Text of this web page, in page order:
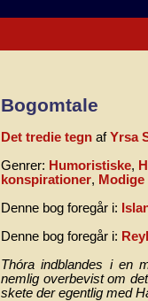
Bogomtale
Det tredie tegn afYrsa
Genrer: Humoristiske,
konspirationer,
Denne bog foregår i:
Denne bog foregår i:
Thóra indblandes i en
nemlig overbevist om
skete der egentlig med